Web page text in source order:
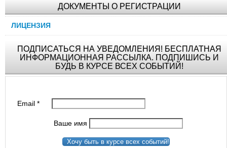
ДОКУМЕНТЫ О РЕГИСТРАЦИИ
ЛИЦЕНЗИЯ
ПОДПИСАТЬСЯ НА УВЕДОМЛЕНИЯ! БЕСПЛАТНАЯ
ИНФОРМАЦИОННАЯ РАССЫЛКА. ПОДПИШИСЬ И
БУДЬ В КУРСЕ ВСЕХ СОБЫТИЙ!
Email*
Ваше имя
Хочу быть в курсе всех событий!